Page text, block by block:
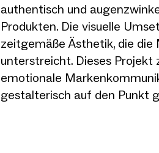
authentisch und
Produkten. Die visuelle
zeitgemäße Ästhetik, die
unterstreicht. Dieses Projekt
emotionale
gestalterisch auf den Punkt